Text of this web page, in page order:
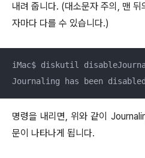
내려 줍니다. (대소문자 주의, 맨
자마다 다를 수 있습니다.)
iMac$ diskutil
Journaling has been
명령을 내리면, 위와 같이
문이 나타나게 됩니다.